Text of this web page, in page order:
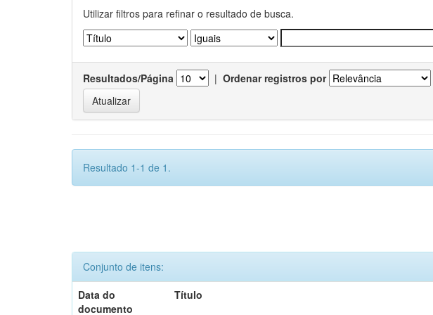
Utilizar filtros para refinar o resultado de busca.
Resultados/Página | Ordenar registros por
Resultado 1-1 de 1.
Conjunto de itens:
Data do
documento
Título